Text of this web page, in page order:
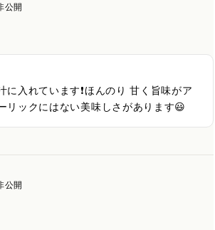
公開
に入れています❗ほんのり 甘く旨味がア
リックにはない美味しさがあります😃
公開